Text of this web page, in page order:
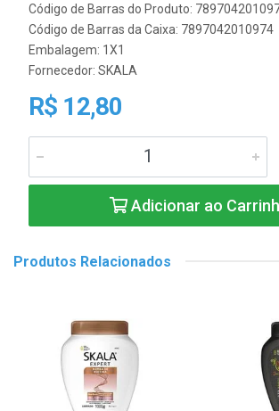
Código de Barras do Produto:
Código de Barras da Caixa: 7897042010974
Embalagem: 1X1
Fornecedor: SKALA
R$ 12,80
Adicionar ao
Produtos Relacionados